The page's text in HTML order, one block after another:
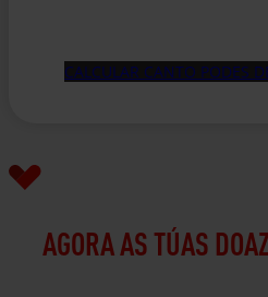
CALCULAR CANTO PODES
AGORA AS TÚAS